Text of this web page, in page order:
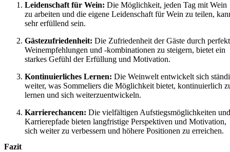
Leidenschaft für Wein: Die Möglichkeit, jeden Tag mit Wein
zu arbeiten und die eigene Leidenschaft für Wein zu teilen,
sehr erfüllend sein.
Gästezufriedenheit: Die Zufriedenheit der Gäste durch
Weinempfehlungen und -kombinationen zu steigern, bietet ein
starkes Gefühl der Erfüllung und Motivation.
Kontinuierliches Lernen: Die Weinwelt entwickelt sich
weiter, was Sommeliers die Möglichkeit bietet, kontinuierlich
lernen und sich weiterzuentwickeln.
Karrierechancen: Die vielfältigen Aufstiegsmöglichkeiten und
Karrierepfade bieten langfristige Perspektiven und Motivation,
sich weiter zu verbessern und höhere Positionen zu erreichen.
Fazit